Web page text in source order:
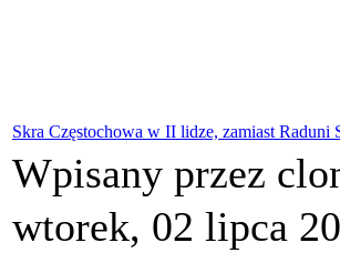
Skra Częstochowa w II lidze, zamiast Raduni
Wpisany przez
wtorek, 02 lipca